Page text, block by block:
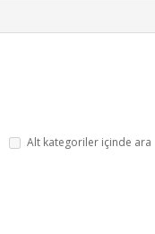
Alt kategoriler içinde ara